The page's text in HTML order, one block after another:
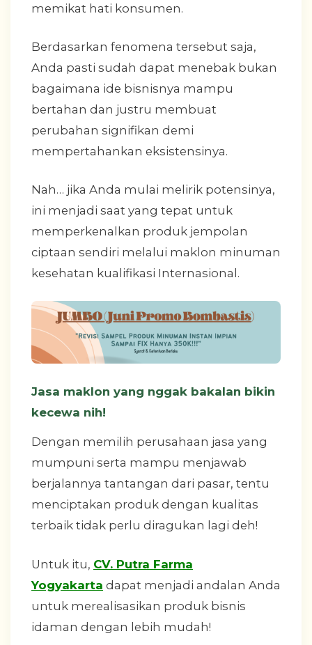
memikat hati konsumen.
Berdasarkan fenomena tersebut saja,
Anda pasti sudah dapat menebak bukan
bagaimana ide bisnisnya mampu
bertahan dan justru membuat
perubahan signifikan demi
mempertahankan eksistensinya.
Nah… jika Anda mulai melirik potensinya,
ini menjadi saat yang tepat untuk
memperkenalkan produk jempolan
ciptaan sendiri melalui maklon minuman
kesehatan kualifikasi Internasional.
Jasa maklon yang nggak bakalan bikin
kecewa nih!
Dengan memilih perusahaan jasa yang
mumpuni serta mampu menjawab
berjalannya tantangan dari pasar, tentu
menciptakan produk dengan kualitas
terbaik tidak perlu diragukan lagi deh!
Untuk itu, CV. Putra Farma
Yogyakarta dapat menjadi andalan Anda
untuk merealisasikan produk bisnis
idaman dengan lebih mudah!